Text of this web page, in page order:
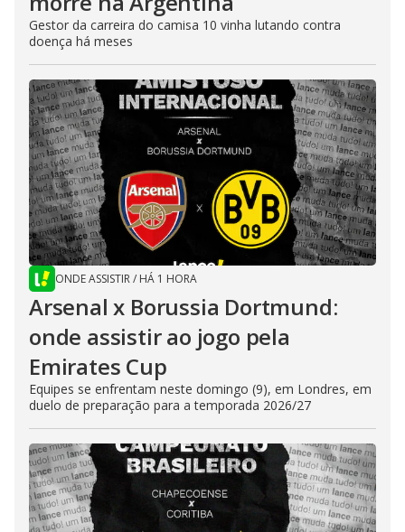
Gestor da carreira do camisa 10 vinha lutando contra
doença há meses
ONDE ASSISTIR/ HÁ 1 HORA
Arsenal x Borussia Dortmund:
onde assistir ao jogo pela
Emirates Cup
Equipes se enfrentam neste domingo (9), em Londres, em
duelo de preparação para a temporada 2026/27